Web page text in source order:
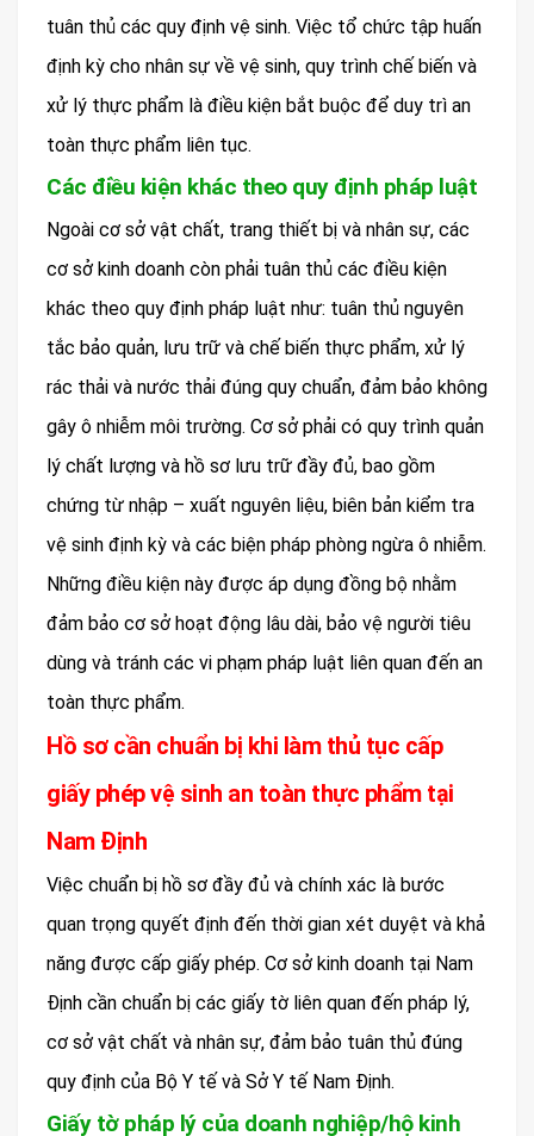
tuân thủ các quy định vệ sinh. Việc tổ chức tập huấn
định kỳ cho nhân sự về vệ sinh, quy trình chế biến và
xử lý thực phẩm là điều kiện bắt buộc để duy trì an
toàn thực phẩm liên tục.
Các điều kiện khác theo quy định pháp luật
Ngoài cơ sở vật chất, trang thiết bị và nhân sự, các
cơ sở kinh doanh còn phải tuân thủ các điều kiện
khác theo quy định pháp luật như: tuân thủ nguyên
tắc bảo quản, lưu trữ và chế biến thực phẩm, xử lý
rác thải và nước thải đúng quy chuẩn, đảm bảo không
gây ô nhiễm môi trường. Cơ sở phải có quy trình quản
lý chất lượng và hồ sơ lưu trữ đầy đủ, bao gồm
chứng từ nhập – xuất nguyên liệu, biên bản kiểm tra
vệ sinh định kỳ và các biện pháp phòng ngừa ô nhiễm.
Những điều kiện này được áp dụng đồng bộ nhằm
đảm bảo cơ sở hoạt động lâu dài, bảo vệ người tiêu
dùng và tránh các vi phạm pháp luật liên quan đến an
toàn thực phẩm.
Hồ sơ cần chuẩn bị khi làm thủ tục cấp
giấy phép vệ sinh an toàn thực phẩm tại
Nam Định
Việc chuẩn bị hồ sơ đầy đủ và chính xác là bước
quan trọng quyết định đến thời gian xét duyệt và khả
năng được cấp giấy phép. Cơ sở kinh doanh tại Nam
Định cần chuẩn bị các giấy tờ liên quan đến pháp lý,
cơ sở vật chất và nhân sự, đảm bảo tuân thủ đúng
quy định của Bộ Y tế và Sở Y tế Nam Định.
Giấy tờ pháp lý của doanh nghiệp/hộ kinh